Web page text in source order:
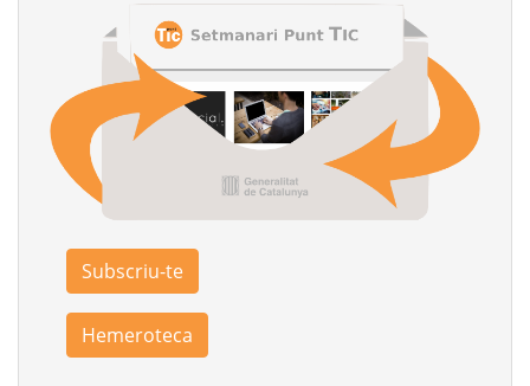
Subscriu-te
Hemeroteca